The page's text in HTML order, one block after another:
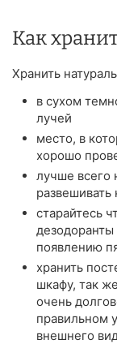
Как
Хранить
в сухом
лучей
место, в
хорошо
лучше всего
развешивать
старайтесь
появлению
хранить
шкафу, так
очень
правильном
внешнего